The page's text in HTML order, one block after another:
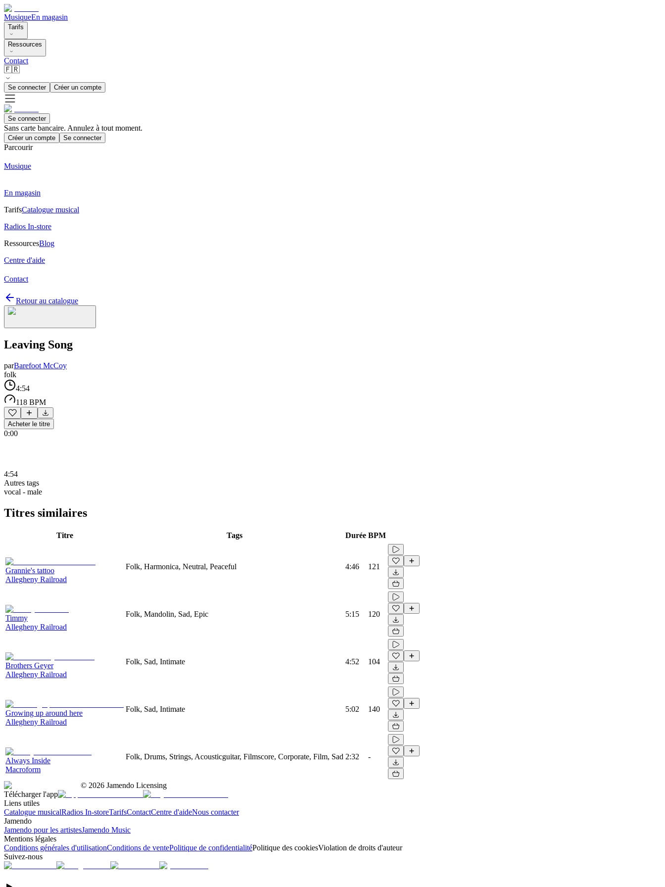
MusiqueEn magasin
Tarifs
Ressources
Contact
🇫🇷
Se connecter Créer un compte
Se connecter
Sans carte bancaire. Annulez à tout moment.
Créer un compte Se connecter
Parcourir
Musique
En magasin
TarifsCatalogue musical
Radios In-store
RessourcesBlog
Centre d'aide
Contact
Retour au catalogue
Leaving Song
parBarefoot McCoy
folk
4:54
118 BPM
Acheter le titre
0:00
4:54
Autres tags
vocal - male
Titres similaires
Titre Tags Durée BPM
Grannie's tattoo
Allegheny Railroad
Folk, Harmonica, Neutral, Peaceful 4:46 121
Timmy
Allegheny Railroad
Folk, Mandolin, Sad, Epic 5:15 120
Brothers Geyer
Allegheny Railroad
Folk, Sad, Intimate 4:52 104
Growing up around here
Allegheny Railroad
Folk, Sad, Intimate 5:02 140
Always Inside
Macroform
Folk, Drums, Strings, Acousticguitar, Filmscore, Corporate, Film, Sad 2:32 -
© 2026 Jamendo Licensing
Télécharger l'app
Liens utiles
Catalogue musicalRadios In-storeTarifsContactCentre d'aideNous contacter
Jamendo
Jamendo pour les artistesJamendo Music
Mentions légales
Conditions générales d'utilisationConditions de ventePolitique de confidentialitéPolitique des cookiesViolation de droits d'auteur
Suivez-nous